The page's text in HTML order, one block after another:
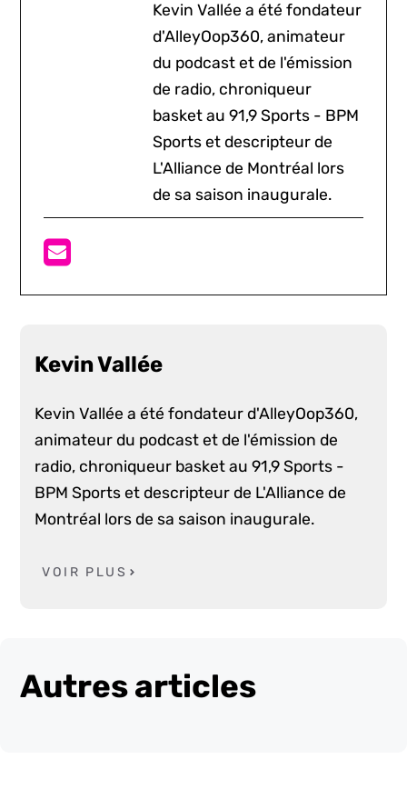
Kevin Vallée a été fondateur
d'AlleyOop360, animateur
du podcast et de l'émission
de radio, chroniqueur
basket au 91,9 Sports - BPM
Sports et descripteur de
L'Alliance de Montréal lors
de sa saison inaugurale.
Kevin Vallée
Kevin Vallée a été fondateur d'AlleyOop360,
animateur du podcast et de l'émission de
radio, chroniqueur basket au 91,9 Sports -
BPM Sports et descripteur de L'Alliance de
Montréal lors de sa saison inaugurale.
VOIR PLUS
Autres articles